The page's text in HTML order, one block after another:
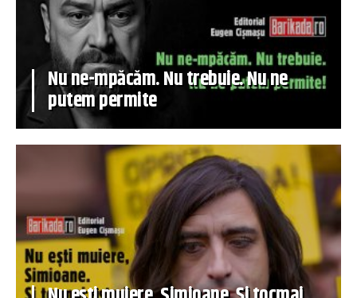
Nu ne-mpăcăm. Nu trebuie. Nu ne
putem permite